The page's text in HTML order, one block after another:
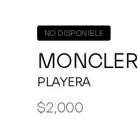
NO DISPONIBLE
MONCLER
PLAYERA
$2,000